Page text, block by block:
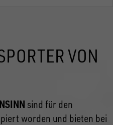
VON
sind für den
worden und bieten bei